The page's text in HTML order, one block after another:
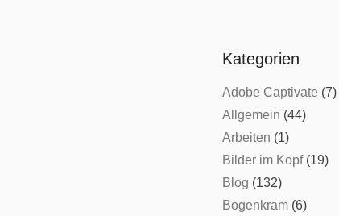
Kategorien
Adobe Captivate (7)
Allgemein (44)
Arbeiten (1)
Bilder im Kopf(19)
Blog (132)
Bogenkram(6)